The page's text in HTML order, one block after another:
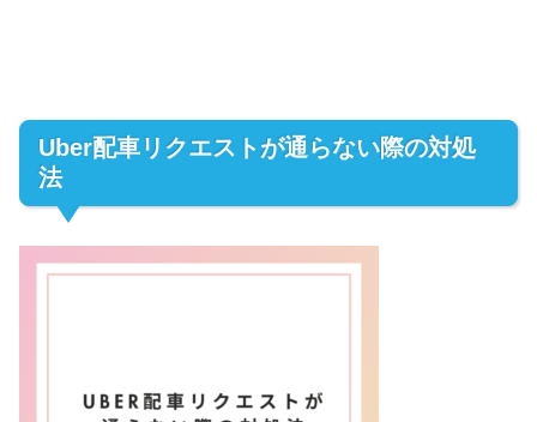
Uber配車リクエストが通らない際の対処
法